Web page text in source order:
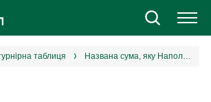
Новини
таблиця Названа сума, яку Наполі готовий витратити на трансфер Судакова: «Дійсно один з пріоритетів‎»